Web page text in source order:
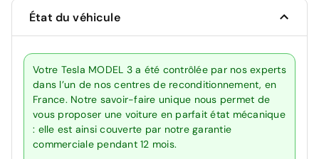
État du véhicule
Votre Tesla MODEL 3 a été contrôlée par nos experts
dans l’un de nos centres de reconditionnement, en
France. Notre savoir-faire unique nous permet de
vous proposer une voiture en parfait état mécanique
: elle est ainsi couverte par notre garantie
commerciale pendant 12 mois.